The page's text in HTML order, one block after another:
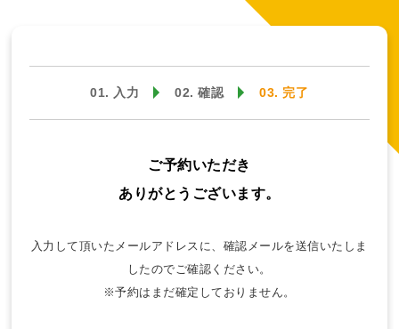
01. 入力 02. 確認 03. 完了
ご予約いただき
ありがとうございます。
入力して頂いたメールアドレスに、確認メールを送信いたしま
したのでご確認ください。
※予約はまだ確定しておりません。